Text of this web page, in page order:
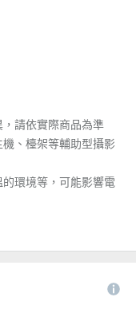
請依實際商品為準
、檯架等輔助型攝影
環境等，可能影響電